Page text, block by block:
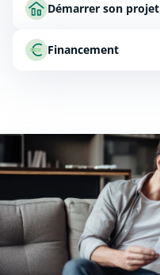
Démarrer son projet
Financement